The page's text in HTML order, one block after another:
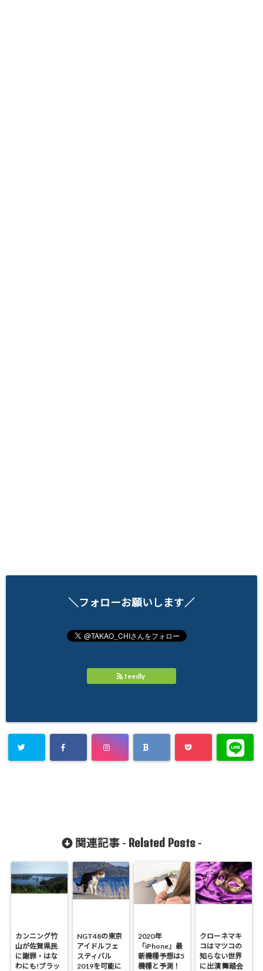
＼フォローお願いします／
feedly
関連記事 - Related Posts-
カンニング竹
山が佐賀県民
に謝罪・はな
わにも!ブラッ
NGT48の東京
アイドルフェ
スティバル
2019を可能に
2020年
「iPhone」最
新機種予想は5
機種と予測！
クローネマキ
コはマツコの
知らない世界
に出演 舞踏会